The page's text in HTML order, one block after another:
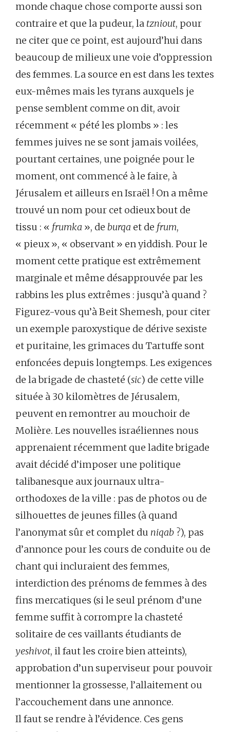
monde chaque chose comporte aussi son
contraire et que la pudeur, la tzniout, pour
ne citer que ce point, est aujourd’hui dans
beaucoup de milieux une voie d’oppression
des femmes. La source en est dans les textes
eux-mêmes mais les tyrans auxquels je
pense semblent comme on dit, avoir
récemment « pété les plombs » : les
femmes juives ne se sont jamais voilées,
pourtant certaines, une poignée pour le
moment, ont commencé à le faire, à
Jérusalem et ailleurs en Israël ! On a même
trouvé un nom pour cet odieux bout de
tissu : « frumka », de burqa et de frum,
« pieux », « observant » en yiddish. Pour le
moment cette pratique est extrêmement
marginale et même désapprouvée par les
rabbins les plus extrêmes : jusqu’à quand ?
Figurez-vous qu’à Beit Shemesh, pour citer
un exemple paroxystique de dérive sexiste
et puritaine, les grimaces du Tartuffe sont
enfoncées depuis longtemps. Les exigences
de la brigade de chasteté (sic) de cette ville
située à 30 kilomètres de Jérusalem,
peuvent en remontrer au mouchoir de
Molière. Les nouvelles israéliennes nous
apprenaient récemment que ladite brigade
avait décidé d’imposer une politique
talibanesque aux journaux ultra-
orthodoxes de la ville : pas de photos ou de
silhouettes de jeunes filles (à quand
l’anonymat sûr et complet du niqab ?), pas
d’annonce pour les cours de conduite ou de
chant qui incluraient des femmes,
interdiction des prénoms de femmes à des
fins mercatiques (si le seul prénom d’une
femme suffit à corrompre la chasteté
solitaire de ces vaillants étudiants de
yeshivot, il faut les croire bien atteints),
approbation d’un superviseur pour pouvoir
mentionner la grossesse, l’allaitement ou
l’accouchement dans une annonce.
Il faut se rendre à l’évidence. Ces gens